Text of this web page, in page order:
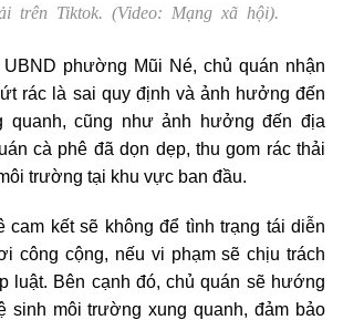
trên Tiktok. (Video: Mạng xã hội).
phường Mũi Né, chủ quán nhận
rác là sai quy định và ảnh hưởng đến
quanh, cũng như ảnh hưởng đến địa
cà phê đã dọn dẹp, thu gom rác thải
trường tại khu vực ban đầu.
cam kết sẽ không để tình trạng tái diễn
công cộng, nếu vi phạm sẽ chịu trách
luật. Bên cạnh đó, chủ quán sẽ hướng
sinh môi trường xung quanh, đảm bảo